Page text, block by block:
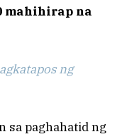
mahihirap na
ng
sa paghahatid ng